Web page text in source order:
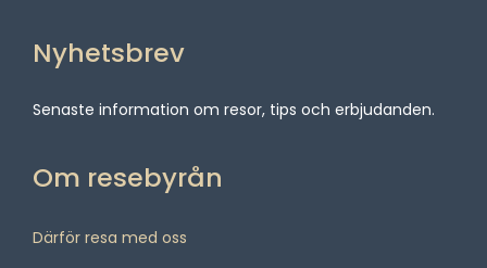
Nyhetsbrev
Senaste information om resor, tips och erbjudanden.
Om resebyrån
Därför resa med oss